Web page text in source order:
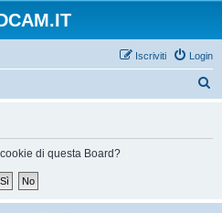
Login
Iscriviti
di questa Board?